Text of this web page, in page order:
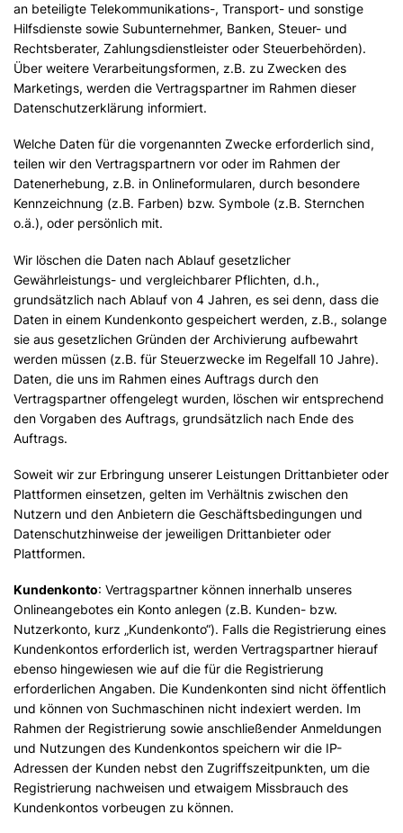
an beteiligte Telekommunikations-, Transport- und sonstige
Hilfsdienste sowie Subunternehmer, Banken, Steuer- und
Rechtsberater, Zahlungsdienstleister oder Steuerbehörden).
Über weitere Verarbeitungsformen, z.B. zu Zwecken des
Marketings, werden die Vertragspartner im Rahmen dieser
Datenschutzerklärung informiert.
Welche Daten für die vorgenannten Zwecke erforderlich sind,
teilen wir den Vertragspartnern vor oder im Rahmen der
Datenerhebung, z.B. in Onlineformularen, durch besondere
Kennzeichnung (z.B. Farben) bzw. Symbole (z.B. Sternchen
o.ä.), oder persönlich mit.
Wir löschen die Daten nach Ablauf gesetzlicher
Gewährleistungs- und vergleichbarer Pflichten, d.h.,
grundsätzlich nach Ablauf von 4 Jahren, es sei denn, dass die
Daten in einem Kundenkonto gespeichert werden, z.B., solange
sie aus gesetzlichen Gründen der Archivierung aufbewahrt
werden müssen (z.B. für Steuerzwecke im Regelfall 10 Jahre).
Daten, die uns im Rahmen eines Auftrags durch den
Vertragspartner offengelegt wurden, löschen wir entsprechend
den Vorgaben des Auftrags, grundsätzlich nach Ende des
Auftrags.
Soweit wir zur Erbringung unserer Leistungen Drittanbieter oder
Plattformen einsetzen, gelten im Verhältnis zwischen den
Nutzern und den Anbietern die Geschäftsbedingungen und
Datenschutzhinweise der jeweiligen Drittanbieter oder
Plattformen.
Kundenkonto: Vertragspartner können innerhalb unseres
Onlineangebotes ein Konto anlegen (z.B. Kunden- bzw.
Nutzerkonto, kurz „Kundenkonto“). Falls die Registrierung eines
Kundenkontos erforderlich ist, werden Vertragspartner hierauf
ebenso hingewiesen wie auf die für die Registrierung
erforderlichen Angaben. Die Kundenkonten sind nicht öffentlich
und können von Suchmaschinen nicht indexiert werden. Im
Rahmen der Registrierung sowie anschließender Anmeldungen
und Nutzungen des Kundenkontos speichern wir die IP-
Adressen der Kunden nebst den Zugriffszeitpunkten, um die
Registrierung nachweisen und etwaigem Missbrauch des
Kundenkontos vorbeugen zu können.